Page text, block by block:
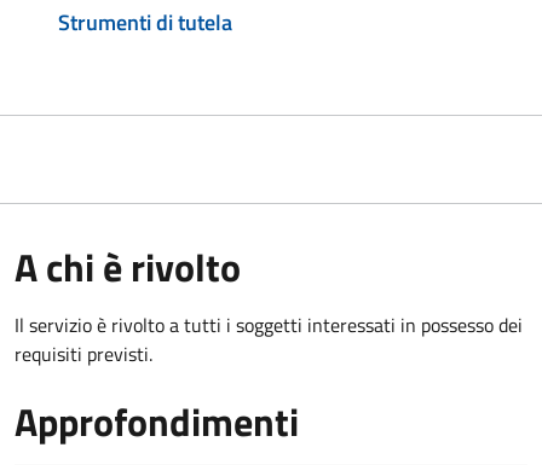
Strumenti di tutela
A chi è rivolto
Il servizio è rivolto a tutti i soggetti interessati in possesso dei
requisiti previsti.
Approfondimenti